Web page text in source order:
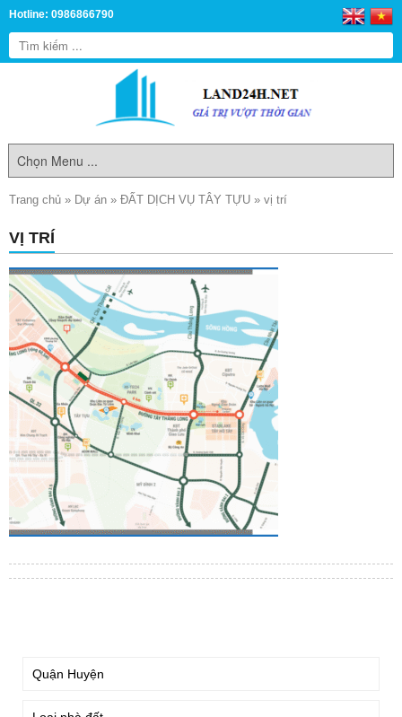
Hotline: 0986866790
Trang chủ » Dự án » ĐẤT DỊCH VỤ TÂY TỰU » vị trí
VỊ TRÍ